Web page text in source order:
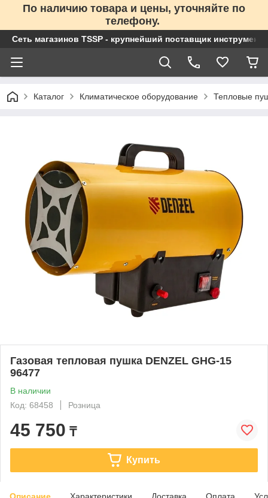
По наличию товара и цены, уточняйте по
телефону.
Сеть магазинов TSSP - крупнейший поставщик
Каталог Климатическое оборудование Тепловые
Газовая тепловая пушка DENZEL GHG-15
96477
В наличии
Код: 68458
Розница
45 750 ₸
Купить
Описание Характеристики Доставка Оплата